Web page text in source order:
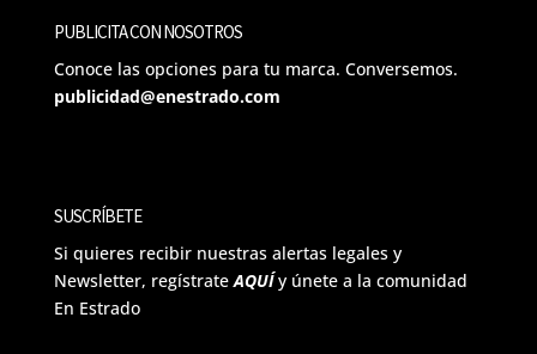
PUBLICITA CON NOSOTROS
Conoce las opciones para tu marca. Conversemos.
publicidad@enestrado.com
SUSCRÍBETE
Si quieres recibir nuestras alertas legales y
Newsletter, regístrateAQUÍ y únete a la comunidad
En Estrado